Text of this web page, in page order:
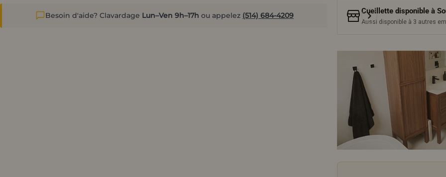
Besoin d'aide? Clavardage Lun–Ven 9h–17h ou appelez (514) 684-4209 Cueillette disponible à
Aussi disponible à 3 autres